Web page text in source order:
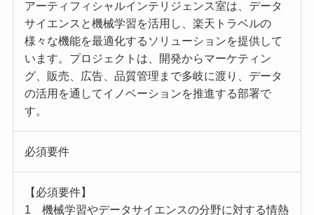
アーティフィシャルインテリジェンス室は、データ
サイエンスと機械学習を活用し、楽天トラベルの
様々な機能を最適化するソリューションを提供して
います。プロジェクトは、開発からマーケティン
グ、販売、広告、品質管理まで多岐に渡り、データ
の活用を通してイノベーションを推進する部署で
す。
必須要件
【必須要件】
1 機械学習やデータサイエンスの分野に対する情熱